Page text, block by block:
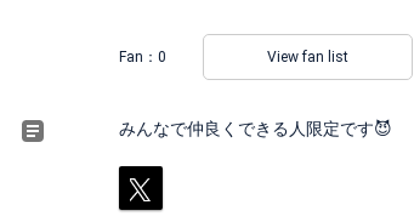
Fan： 0 View fan list
みんなで仲良くできる人限定です😈